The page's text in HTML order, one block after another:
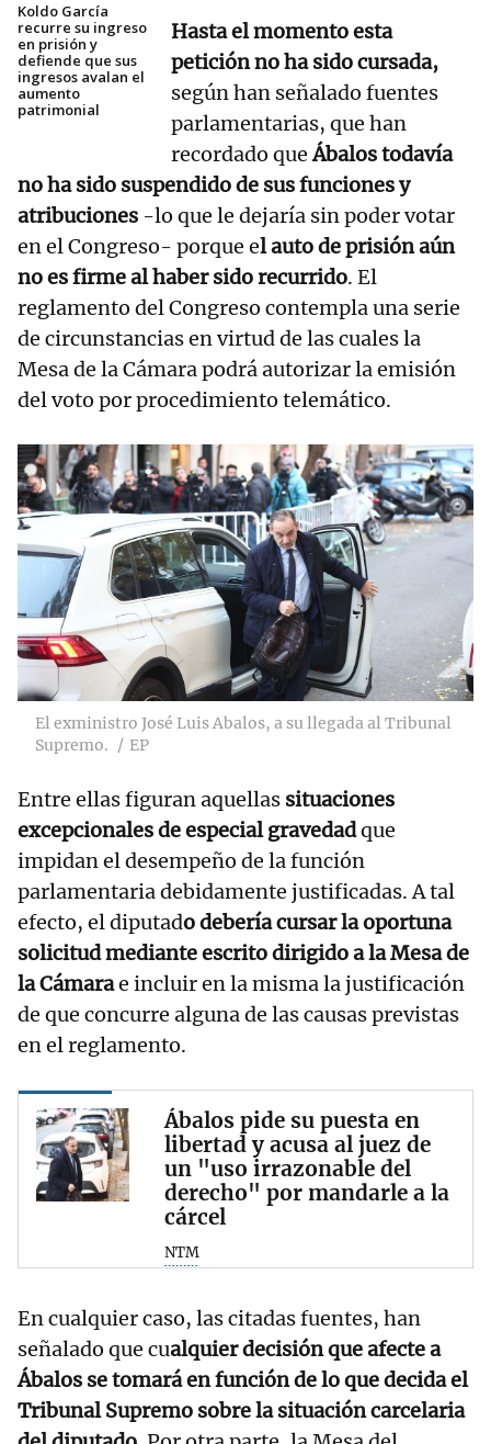
Koldo García
recurre su ingreso
en prisión y
defiende que sus
ingresos avalan el
aumento
patrimonial
Hasta el momento esta
petición no ha sido cursada,
según han señalado fuentes
parlamentarias, que han
recordado queÁbalos todavía
no ha sido suspendido de sus funciones y
atribuciones -lo que le dejaría sin poder votar
en el Congreso- porque el auto de prisión aún
no es firme al haber sido recurrido. El
reglamento del Congreso contempla una serie
de circunstancias en virtud de las cuales la
Mesa de la Cámara podrá autorizar la emisión
del voto por procedimiento telemático.
El exministro José Luis Abalos, a su llegada al Tribunal
Supremo.
EP
Entre ellas figuran aquellas situaciones
excepcionales de especial gravedadque
impidan el desempeño de la función
parlamentaria debidamente justificadas. A tal
efecto, el diputado debería cursar la oportuna
solicitud mediante escrito dirigido a la Mesa de
la Cámarae incluir en la misma la justificación
de que concurre alguna de las causas previstas
en el reglamento.
Ábalos pide su puesta en
libertad y acusa al juez de
un "uso irrazonable del
derecho" por mandarle a la
cárcel
NTM
En cualquier caso, las citadas fuentes, han
señalado que cualquier decisión que afecte a
Ábalos se tomará en función de lo que decida el
Tribunal Supremo sobre la situación carcelaria